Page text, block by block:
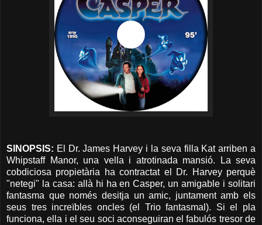
SINOPSIS: El Dr. James Harvey i la seva filla Kat arriben a
Whipstaff Manor, una vella i atrotinada mansió. La seva
cobdiciosa propietària ha contractat el Dr. Harvey perquè
"netegi" la casa: allà hi ha en Casper, un amigable i solitari
fantasma que només desitja un amic, juntament amb els
seus tres increïbles oncles (el Trio fantasmal). Si el pla
funciona, ella i el seu soci aconseguiran el fabulós tresor de